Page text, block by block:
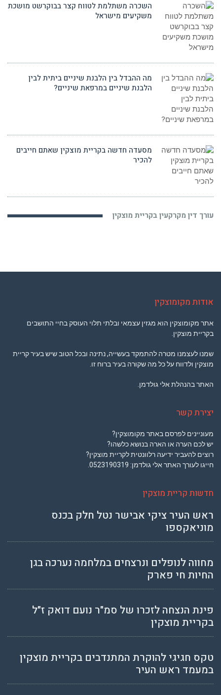
השכרה משתלמת לטווח קצר בבוקרשט מושכת
משקיעים מישראל
מה ההבדל בין הלבנת שיניים ביתית לבין
הלבנת שיניים במרפאת שיניים?
מסעדה חדשה בקריית מוצקין שאתם חייבים
להכיר
עורך דין מקרקעין בקריית מוצקין
אודות מקומוצקין
אתר מקומוצקין הוא מגזין עצמאי ובלתי תלוי העוסק בחיי התושבים
בקריית מוצקין.
שמנו לעצמנו מטרה להתמקד בעשייה, נתינה ובכל הטוב שיש בעיר קריית
מוצקין ולדווח על כל מה שקורה בעיר ברוח זו.
האתר בהנהלת אלי גולדמן.
יצירת קשר
מעוניינים לפרסם באתר מקומוצקין?
יש לכם הערה או הארה בנושא כלשהו?
רוצים להעביר ידיעה רלוונטית לקריית מוצקין?
חייגו לעורך האתר אלי גולדמן: 0523190319
.
חדשות קריית מוצקין
ראש העיר ציקי אבישר נטל חלק בכנס
מוניאקספו
מחווה לנופלים ונרצחים במלחמה נערכה בגן
החיות חי פארק
פינת הנצחה לזכרו של סמ"ר נועם דואק ז"ל
בקריית מוצקין
טקס חגיגי להוקרת המתנדבים בקריית מוצקין
במעמד ראש העיר